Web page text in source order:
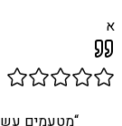
א
“מטעמים